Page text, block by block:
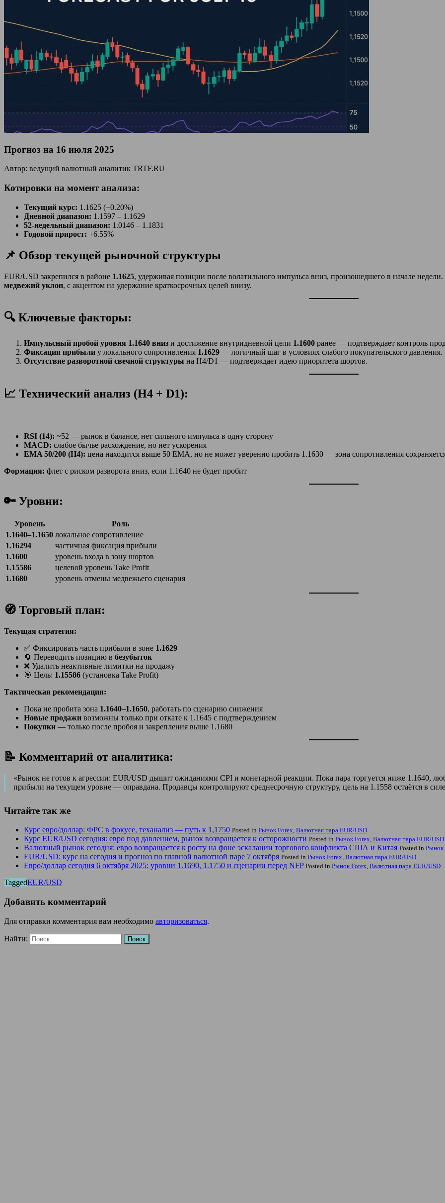
Прогноз на 16 июля 2025
Автор: ведущий валютный аналитик TRTF.RU
Котировки на момент анализа:
Текущий курс: 1.1625 (+0.20%)
Дневной диапазон: 1.1597 – 1.1629
52-недельный диапазон: 1.0146 – 1.1831
Годовой прирост: +6.55%
📌 Обзор текущей рыночной структуры
EUR/USD закрепился в районе 1.1625, удерживая позиции после волатильного импульса вниз, произошедшего в начале
медвежий уклон, с акцентом на удержание краткосрочных целей внизу.
🔍 Ключевые факторы:
Импульсный пробой уровня 1.1640 вниз и достижение внутридневной цели 1.1600 ранее — подтверждает контроль
Фиксация прибыли у локального сопротивления 1.1629 — логичный шаг в условиях слабого покупательского давления.
Отсутствие разворотной свечной структуры на H4/D1 — подтверждает идею приоритета шортов.
📈 Технический анализ (H4 + D1):
RSI (14): ~52 — рынок в балансе, нет сильного импульса в одну сторону
MACD: слабое бычье расхождение, но нет ускорения
EMA 50/200 (H4): цена находится выше 50 EMA, но не может уверенно пробить 1.1630 — зона сопротивления
Формация: флет с риском разворота вниз, если 1.1640 не будет пробит
🔑 Уровни:
Уровень
Роль
1.1640–1.1650 локальное сопротивление
1.16294
частичная фиксация прибыли
1.1600
уровень входа в зону шортов
1.15586
целевой уровень Take Profit
1.1680
уровень отмены медвежьего сценария
🧭 Торговый план:
Текущая стратегия:
✅ Фиксировать часть прибыли в зоне 1.1629
🔄 Переводить позицию в безубыток
❌ Удалить неактивные лимитки на продажу
🎯 Цель: 1.15586 (установка Take Profit)
Тактическая рекомендация:
Пока не пробита зона 1.1640–1.1650, работать по сценарию снижения
Новые продажи возможны только при откате к 1.1645 с подтверждением
Покупки — только после пробоя и закрепления выше 1.1680
📝 Комментарий от аналитика:
«Рынок не готов к агрессии: EUR/USD дышит ожиданиями CPI и монетарной реакции. Пока пара торгуется ниже 1.1640,
прибыли на текущем уровне — оправдана. Продавцы контролируют среднесрочную структуру, цель на 1.1558 остаётся в
Читайте так же
Курс евро/доллар: ФРС в фокусе, теханализ — путь к 1,1750 Posted in Рынок Forex, Валютная пара EUR/USD
Курс EUR/USD сегодня: евро под давлением, рынок возвращается к осторожности Posted in Рынок Forex, Валютная пара EUR/USD
Валютный рынок сегодня: евро возвращается к росту на фоне эскалации торгового конфликта США и Китая Posted in Рынок
EUR/USD: курс на сегодня и прогноз по главной валютной паре 7 октября Posted in Рынок Forex, Валютная пара EUR/USD
Евро/доллар сегодня 6 октября 2025: уровни 1.1690, 1.1750 и сценарии перед NFP Posted in Рынок Forex, Валютная пара EUR/USD
TaggedEUR/USD
Добавить комментарий
Для отправки комментария вам необходимо авторизоваться.
Найти: